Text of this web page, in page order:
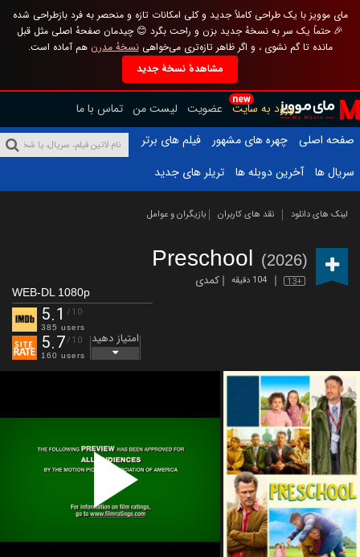
مای موویز با یک طراحی کاملاً جدید و کلی امکانات تازه و منحصر به فرد بازطراحی شده
🎉 حتماً یک سر به نسخهٔ جدید بزن و راحت بگرد 😊 چیدمان صفحهٔ اصلی مثل قبل
مانده تا گم نشوی ، و اگر ظاهر تازه‌تری می‌خواهینسخهٔ مدرن هم آماده است.
مشاهدهٔ نسخهٔ جدید
new
ورود به سایت عضویت لیست من تماس با ما
صفحه اصلی
چهره های مشهور
فیلم های برتر
سریال ها
آخرین دوبله ها تریلر های جدید
لینک های دانلود نقد های کاربران بازیگران و عوامل
Preschool (2026)
13+ 104 دقیقه کمدی
WEB-DL 1080p
5.1 /10
385 users
5.7/10
160 users
امتیاز دهید
Play